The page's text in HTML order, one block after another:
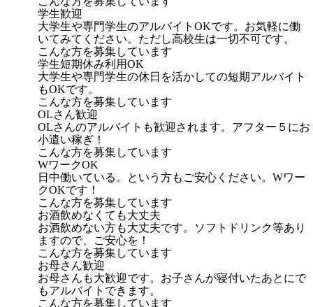
学生歓迎
大学生や専門学生のアルバイトOKです。お気軽に働
いてみてください。ただし高校生は一切不可です。
こんな方を募集しています
学生短期休み利用OK
大学生や専門学生の休日を活かしての短期アルバイト
もOKです。
こんな方を募集しています
OLさん歓迎
OLさんのアルバイトも歓迎されます。アフター５にお
小遣い稼ぎ！
こんな方を募集しています
WワークOK
日中働いている。という方もご安心ください。Wワー
クOKです！
こんな方を募集しています
お酒飲めなくても大丈夫
お酒飲めない方も大丈夫です。ソフトドリンク等あり
ますので、ご安心を！
こんな方を募集しています
お母さん歓迎
お母さんも大歓迎です。お子さんが寝付いたあとにで
もアルバイトできます。
こんな方を募集しています